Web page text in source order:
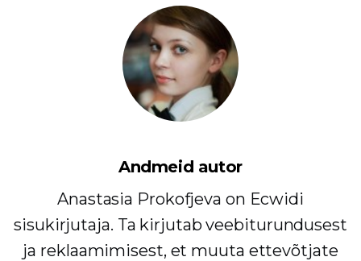
Andmeid autor
Anastasia Prokofjeva on Ecwidi
sisukirjutaja. Ta kirjutab veebiturundusest
ja reklaamimisest, et muuta ettevõtjate